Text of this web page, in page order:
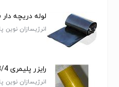
لوله دریچه دار 16 اینچ
انرژیسازان نوین
رایزر پلیمری 3/4 اینچ 10 سانتیمتری
انرژیسازان نوین